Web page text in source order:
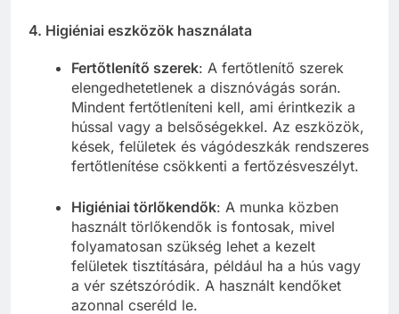
4. Higiéniai eszközök használata
Fertőtlenítő szerek: A fertőtlenítő szerek
elengedhetetlenek a disznóvágás során.
Mindent fertőtleníteni kell, ami érintkezik a
hússal vagy a belsőségekkel. Az eszközök,
kések, felületek és vágódeszkák rendszeres
fertőtlenítése csökkenti a fertőzésveszélyt.
Higiéniai törlőkendők: A munka közben
használt törlőkendők is fontosak, mivel
folyamatosan szükség lehet a kezelt
felületek tisztítására, például ha a hús vagy
a vér szétszóródik. A használt kendőket
azonnal cseréld le.